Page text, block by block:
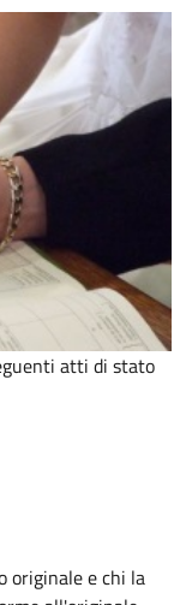
atti di stato
originale e chi la